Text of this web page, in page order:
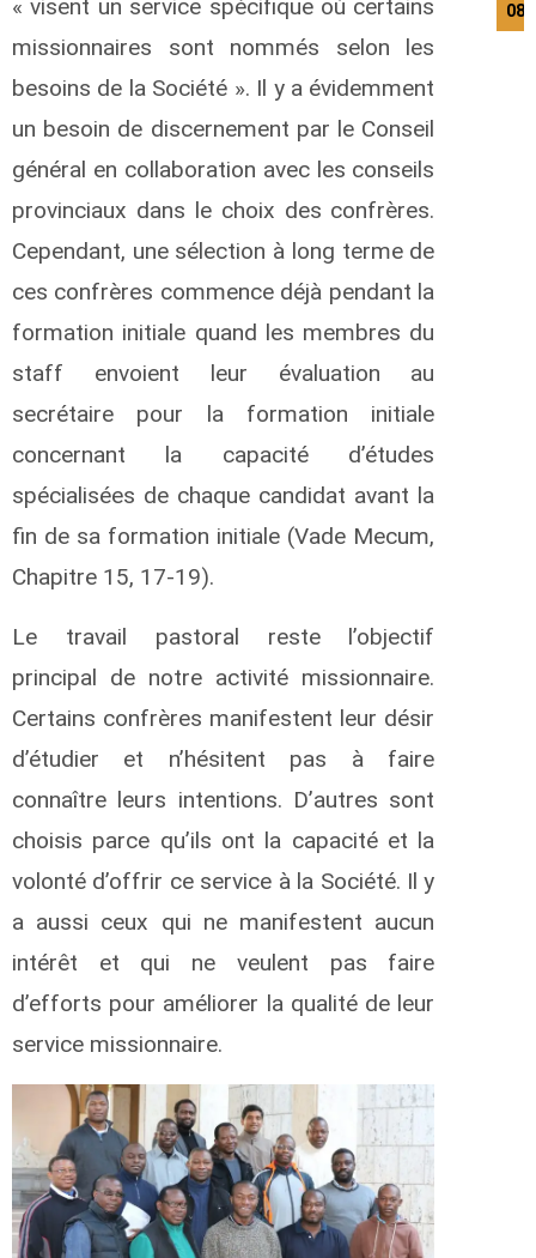
« visent un service spécifique où certains
missionnaires sont nommés selon les
besoins de la Société ». Il y a évidemment
un besoin de discernement par le Conseil
général en collaboration avec les conseils
provinciaux dans le choix des confrères.
Cependant, une sélection à long terme de
ces confrères commence déjà pendant la
formation initiale quand les membres du
staff envoient leur évaluation au
secrétaire pour la formation initiale
concernant la capacité d’études
spécialisées de chaque candidat avant la
fin de sa formation initiale (Vade Mecum,
Chapitre 15, 17-19).
Le travail pastoral reste l’objectif
principal de notre activité missionnaire.
Certains confrères manifestent leur désir
d’étudier et n’hésitent pas à faire
connaître leurs intentions. D’autres sont
choisis parce qu’ils ont la capacité et la
volonté d’offrir ce service à la Société. Il y
a aussi ceux qui ne manifestent aucun
intérêt et qui ne veulent pas faire
d’efforts pour améliorer la qualité de leur
service missionnaire.
08/